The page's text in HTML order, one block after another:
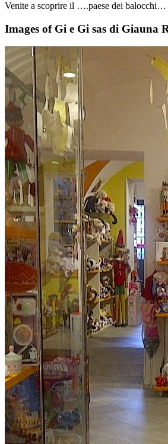
Venite a scoprire il ….paese dei balocchi…
Images of Gi e Gi sas di Giauna